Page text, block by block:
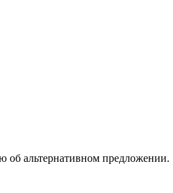
альтернативном предложении.